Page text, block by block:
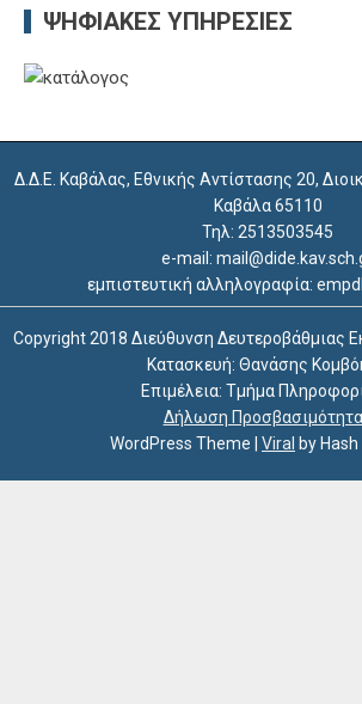
ΨΗΦΙΑΚΈΣ ΥΠΗΡΕΣΊΕΣ
Δ.Δ.Ε. Καβάλας, Εθνικής Αντίστασης 20,
Καβάλα 65110
Τηλ: 2513503545
e-mail:
εμπιστευτική αλληλογραφία:
Copyright 2018 Διεύθυνση Δευτεροβάθμιας
Κατασκευή: Θανάσης
Επιμέλεια: Τμήμα
Δήλωση
WordPress Theme
Viral by